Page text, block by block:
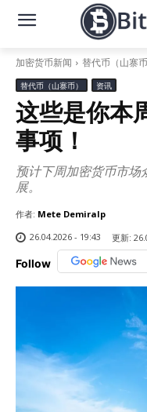
加密货币新闻 替代币（山寨币
替代币（山寨币） 资讯
这些是你本
事项！
预计下周加密货币市
展。
作者: Mete Demiralp
26.04.2026 - 19:43
更新:
Follow